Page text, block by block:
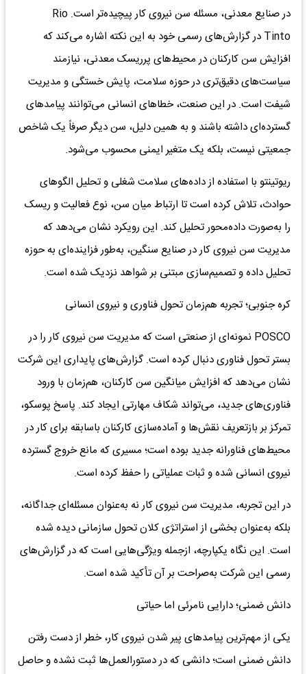
در صنایع معدنی، مسئله سن نیروی کار پیچیده‌تر است. Rio
Tinto در گزارش‌های رسمی خود به این نکته اشاره می‌کند که
افزایش سن کارکنان در محیط‌های پرریسک معدنی، نیازمند
سیاست‌های دقیق‌تری در حوزه سلامت، پایش خستگی و مدیریت
شیفت است. در این صنعت، خطاهای انسانی می‌توانند پیامدهای
گسترده‌ای داشته باشند و به همین دلیل، سن دیگر صرفاً یک شاخص
جمعیتی نیست، بلکه یک متغیر ایمنی محسوب می‌شود.
ریوتینتو با استفاده از داده‌های سلامت شغلی و تحلیل الگوهای
حوادث، تلاش کرده است تا ارتباط میان سن، نوع فعالیت و ریسک
را به‌صورت داده‌محور تحلیل کند. این رویکرد نشان می‌دهد که
مدیریت سن نیروی کار در صنایع سنگین، به‌طور فزاینده‌ای به حوزه
تحلیل داده و تصمیم‌سازی مبتنی بر شواهد نزدیک شده است.
کره جنوبی؛ تجربه هم‌زمان تحول فناوری و نیروی انسانی
POSCO نمونه‌ای از صنعتی است که مدیریت سن نیروی کار را در
بستر تحول فناوری دنبال کرده است. گزارش‌های پایداری این شرکت
نشان می‌دهد که افزایش میانگین سن کارکنان، هم‌زمان با ورود
فناوری‌های جدید، می‌تواند شکاف مهارتی ایجاد کند. پاسخ پوسکو،
تمرکز بر بازتعریف نقش‌ها و آماده‌سازی کارکنان باسابقه برای کار در
محیط‌های فناورانه جدید بوده است؛ مسیری که مانع خروج گسترده
نیروی انسانی شده و ثبات عملیاتی را حفظ کرده است.
در این تجربه، مدیریت سن نیروی کار نه به‌عنوان مسئله‌ای جداگانه،
بلکه به‌عنوان بخشی از استراتژی کلان تحول سازمانی دیده شده
است. این نگاه یکپارچه، ازجمله ویژگی‌هایی است که در گزارش‌های
رسمی این شرکت به‌صراحت بر آن تأکید شده است.
دانش ضمنی؛ دارایی نامرئی اما حیاتی
یکی از مهم‌ترین پیامدهای پیر شدن نیروی کار، خطر از دست رفتن
دانش ضمنی است؛ دانشی که در دستورالعمل‌ها ثبت نشده و حاصل